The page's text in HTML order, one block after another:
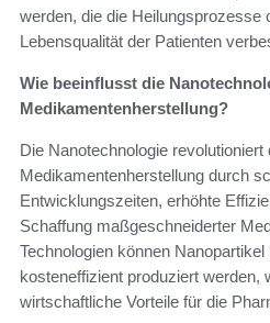
werden, die die Heilungsprozesse
Lebensqualität der Patienten
Wie beeinflusst die
Medikamentenherstellung?
Die Nanotechnologie revolutioniert
Medikamentenherstellung durch
Entwicklungszeiten, erhöhte
Schaffung maßgeschneiderter
Technologien können
kosteneffizient produziert werden,
wirtschaftliche Vorteile für die